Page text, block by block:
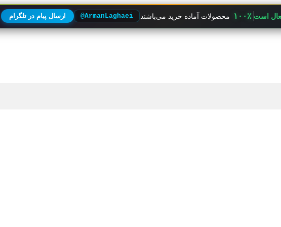
است ۱۰۰٪ محصولات آماده خرید می‌باشند @ArmanLaghaei ارسال پیام در تلگرام